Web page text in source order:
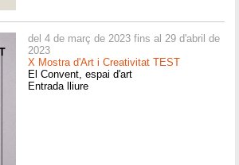
del 4 de març de 2023 fins al 29 d'abril de
2023
X Mostra d'Art i Creativitat TEST
El Convent, espai d'art
Entrada lliure